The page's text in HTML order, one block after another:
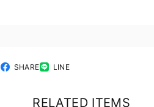
SHARE LINE
RELATED ITEMS